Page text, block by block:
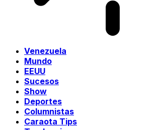
Venezuela
Mundo
EEUU
Sucesos
Show
Deportes
Columnistas
Caraota Tips